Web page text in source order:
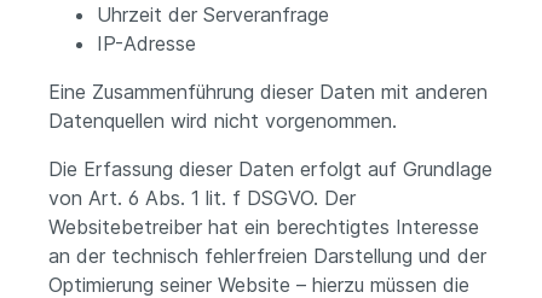
Uhrzeit der Serveranfrage
IP-Adresse
Eine Zusammenführung dieser Daten mit anderen
Datenquellen wird nicht vorgenommen.
Die Erfassung dieser Daten erfolgt auf Grundlage
von Art. 6 Abs. 1 lit. f DSGVO. Der
Websitebetreiber hat ein berechtigtes Interesse
an der technisch fehlerfreien Darstellung und der
Optimierung seiner Website – hierzu müssen die